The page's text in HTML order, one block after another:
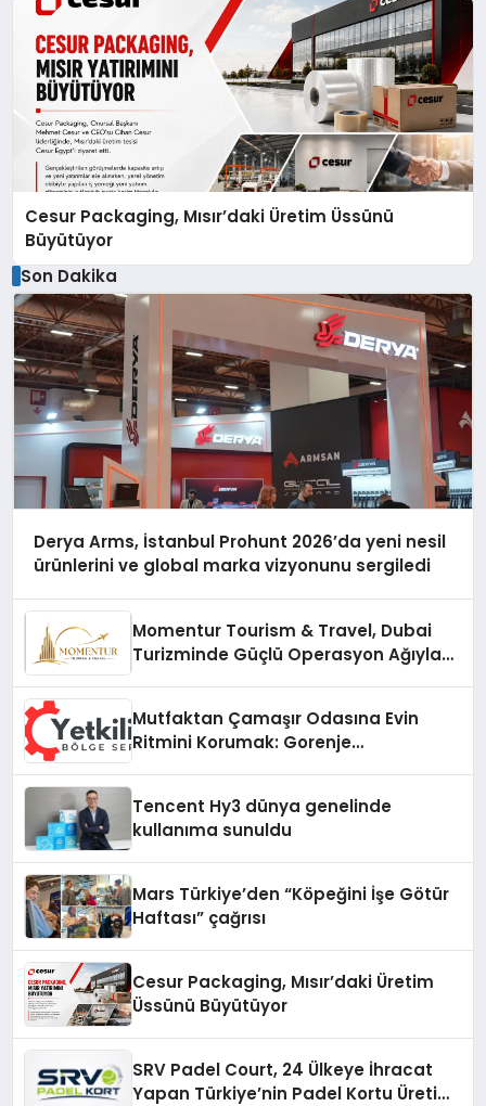
Cesur Packaging, Mısır’daki Üretim Üssünü
Büyütüyor
Son Dakika
Derya Arms, İstanbul Prohunt 2026’da yeni nesil
ürünlerini ve global marka vizyonunu sergiledi
Momentur Tourism & Travel, Dubai
Turizminde Güçlü Operasyon Ağıyla
Mutfaktan Çamaşır Odasına Evin
Ritmini Korumak: Gorenje
Tencent Hy3 dünya genelinde
kullanıma sunuldu
Mars Türkiye’den “Köpeğini İşe Götür
Haftası” çağrısı
Cesur Packaging, Mısır’daki Üretim
Üssünü Büyütüyor
SRV Padel Court, 24 Ülkeye İhracat
Yapan Türkiye’nin Padel Kortu Üretim